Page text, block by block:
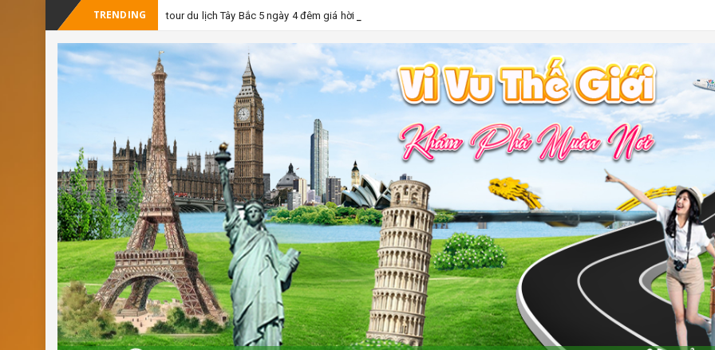
TRENDING tour du lịch Tây Bắc 5 ngày 4 đêm giá hời